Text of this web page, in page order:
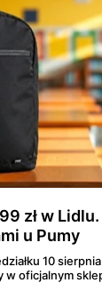
zł w Lidlu.
u Pumy
10
w oficjalnym